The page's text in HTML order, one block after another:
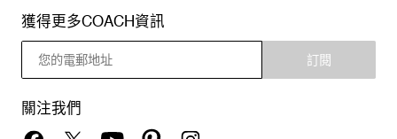
獲得更多COACH資訊
訂閱
關注我們